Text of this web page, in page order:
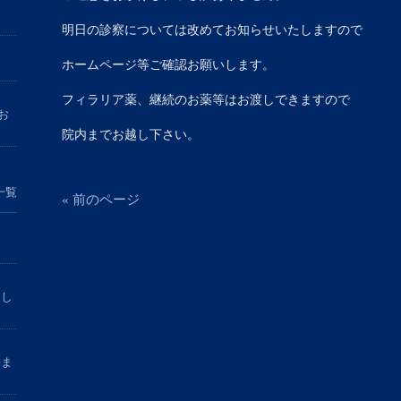
明日の診察については改めてお知らせいたしますので
ホームページ等ご確認お願いします。
フィラリア薬、継続のお薬等はお渡しできますので
院内までお越し下さい。
« 前のページ
覧